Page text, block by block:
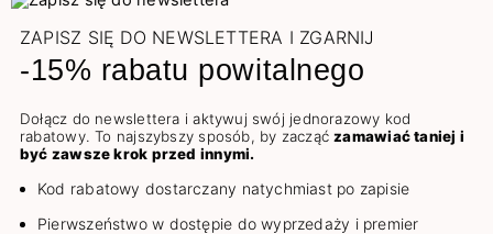
ZAPISZ SIĘ DO NEWSLETTERA I ZGARNIJ
-15% rabatu powitalnego
Dołącz do newslettera i aktywuj swój jednorazowy kod
rabatowy. To najszybszy sposób, by zacząćzamawiać taniej i
być zawsze krok przed innymi.
Kod rabatowy dostarczany natychmiast po zapisie
Pierwszeństwo w dostępie do wyprzedaży i premier